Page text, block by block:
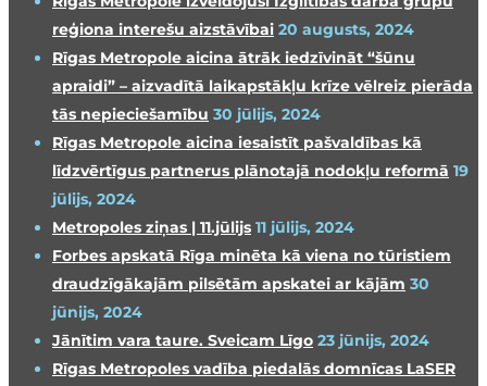
reģiona interešu aizstāvībai 20 augusts, 2024
Rīgas Metropole aicina ātrāk iedzīvināt “šūnu
apraidi” – aizvadītā laikapstākļu krīze vēlreiz pierāda
tās nepieciešamību 30 jūlijs, 2024
Rīgas Metropole aicina iesaistīt pašvaldības kā
līdzvērtīgus partnerus plānotajā nodokļu reformā 19
jūlijs, 2024
Metropoles ziņas | 11.jūlijs 11 jūlijs, 2024
Forbes apskatā Rīga minēta kā viena no tūristiem
draudzīgākajām pilsētām apskatei ar kājām 30
jūnijs, 2024
Jānītim vara taure. Sveicam Līgo 23 jūnijs, 2024
Rīgas Metropoles vadība piedalās domnīcas LaSER